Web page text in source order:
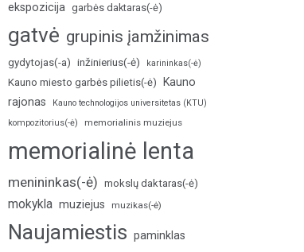
ekspozicija garbės daktaras(-ė)
gatvė grupinis įamžinimas
gydytojas(-a) inžinierius(-ė) karininkas(-ė)
Kauno miesto garbės pilietis(-ė)
Kauno
rajonas
Kauno technologijos universitetas (KTU)
kompozitorius(-ė)
memorialinis muziejus
memorialinė lenta
menininkas(-ė) mokslų daktaras(-ė)
mokykla muziejus muzikas(-ė)
Naujamiestis paminklas